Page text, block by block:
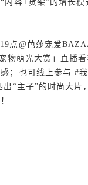
内容+货架”的增长
点@芭莎宠爱
物萌光大赏」直播
；也可线上参与 #
“主子”的时尚大片